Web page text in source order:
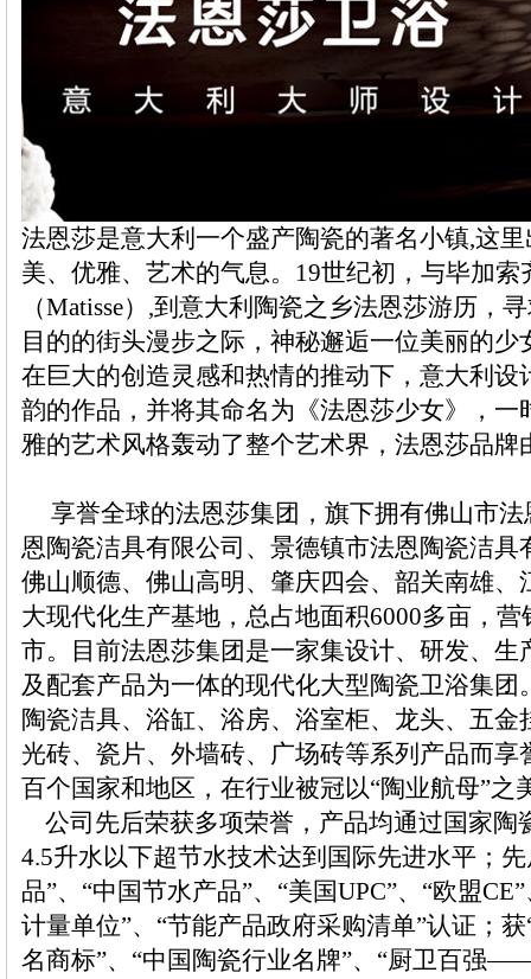
法恩莎是意大利一个盛产陶瓷的著名小镇,这
美、优雅、艺术的气息。19世纪初，与毕加
（Matisse）,到意大利陶瓷之乡法恩莎游历，
目的的街头漫步之际，神秘邂逅一位美丽的
在巨大的创造灵感和热情的推动下，意大利
韵的作品，并将其命名为《法恩莎少女》，
雅的艺术风格轰动了整个艺术界，法恩莎品牌
享誉全球的法恩莎集团，旗下拥有佛山市法
恩陶瓷洁具有限公司、景德镇市法恩陶瓷洁
佛山顺德、佛山高明、肇庆四会、韶关南雄
大现代化生产基地，总占地面积6000多亩，
市。目前法恩莎集团是一家集设计、研发、
及配套产品为一体的现代化大型陶瓷卫浴集团
陶瓷洁具、浴缸、浴房、浴室柜、龙头、五
光砖、瓷片、外墙砖、广场砖等系列产品而
百个国家和地区，在行业被冠以“陶业航母”之
公司先后荣获多项荣誉，产品均通过国家陶
4.5升水以下超节水技术达到国际先进水平；
品”、“中国节水产品”、“美国UPC”、“欧盟
计量单位”、“节能产品政府采购清单”认证；
名商标”、“中国陶瓷行业名牌”、“厨卫百强